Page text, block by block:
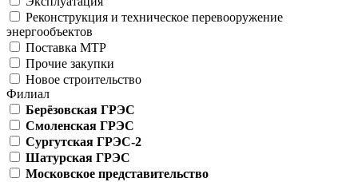
Реконструкция и техническое перевооружение
энергообъектов
Поставка МТР
Прочие закупки
Новое строительство
Филиал
Берёзовская ГРЭС
Смоленская ГРЭС
Сургутская ГРЭС-2
Шатурская ГРЭС
Московское представительство